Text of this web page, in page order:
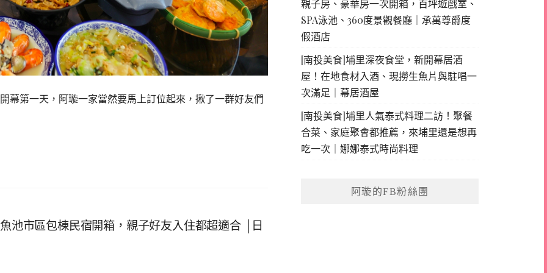
幕第一天，阿璇一家當然要馬上訂位起來，揪了一群好友們
池市區包棟民宿開箱，親子好友入住都超適合 │日
親子房、豪華房一次開箱，百坪遊戲室、
SPA泳池、360度景觀餐廳｜承萬尊爵度
假酒店
[南投美食]埔里深夜食堂，新開幕居酒
屋！在地食材入酒、現撈生魚片與駐唱一
次滿足｜幕居酒屋
[南投美食]埔里人氣泰式料理二訪！聚餐
合菜、家庭聚會都推薦，來埔里還是想再
吃一次｜娜娜泰式時尚料理
阿璇的FB粉絲團